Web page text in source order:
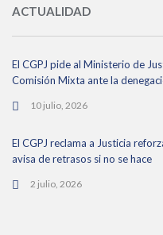
ACTUALIDAD
El CGPJ pide al Ministerio de
Comisión Mixta ante la
10 julio, 2026
El CGPJ reclama a Justicia
avisa de retrasos si no se hace
2 julio, 2026